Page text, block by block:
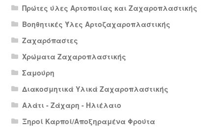
Πρώτες ύλες Αρτοποιίας και Ζαχαροπλαστικής
Βοηθητικές Ύλες Αρτοζαχαροπλαστικής
Ζαχαρόπαστες
Χρώματα Ζαχαροπλαστικής
Σαμούρη
Διακοσμητικά Υλικά Ζαχαροπλαστικής
Αλάτι - Ζάχαρη - Ηλιέλαιο
Ξηροί Καρποί/Αποξηραμένα Φρούτα